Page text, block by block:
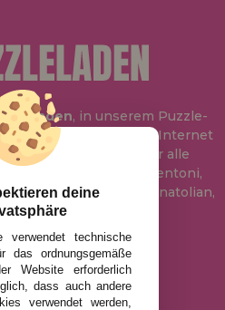
Laden, in unserem Puzzle-
zum besten Preis im Internet
Katalog führen wir alle
Ravensburger, Clementoni,
Jumbo, Trefl, Piatnik, Anatolian,
und viele mehr.
deine
verwendet technische
das ordnungsgemäße
Website erforderlich
dass auch andere
verwendet werden,